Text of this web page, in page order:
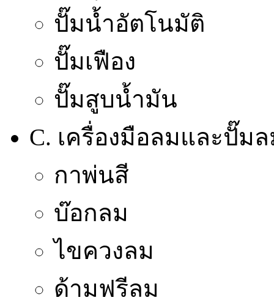
ปั๊มน้ำอัตโนมัติ
ปั๊มเฟือง
ปั๊มสูบน้ำมัน
C. เครื่องมือลมและปั๊ม
กาพ่นสี
บ๊อกลม
ไขควงลม
ด้ามฟรีลม